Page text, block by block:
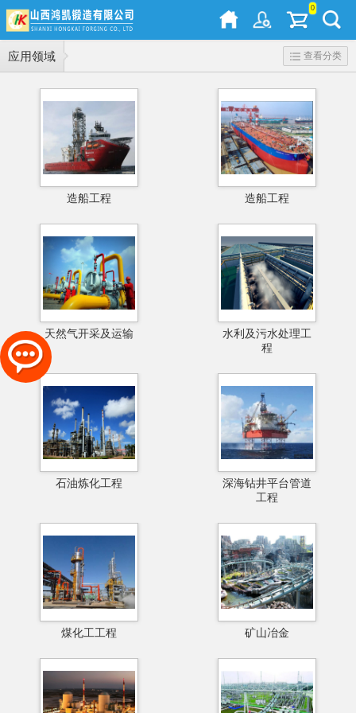
0
应用领域 查看分类
造船工程 造船工程
天然气开采及运输
水利及污水处理工
程
石油炼化工程
深海钻井平台管道
工程
煤化工工程 矿山冶金